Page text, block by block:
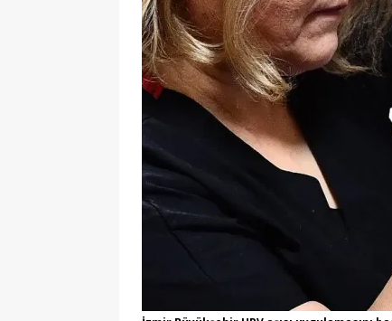
[ 06/08/2026 ] AÖL
[ 06/08/2026 ]
[ 06/08/2026 ]
[ 06/08/2026 ]
[ 06/08/2026 ]
MANŞET
[ 06/08/2026 ]
YKS
[ 01/08/2026 ] Yeşil